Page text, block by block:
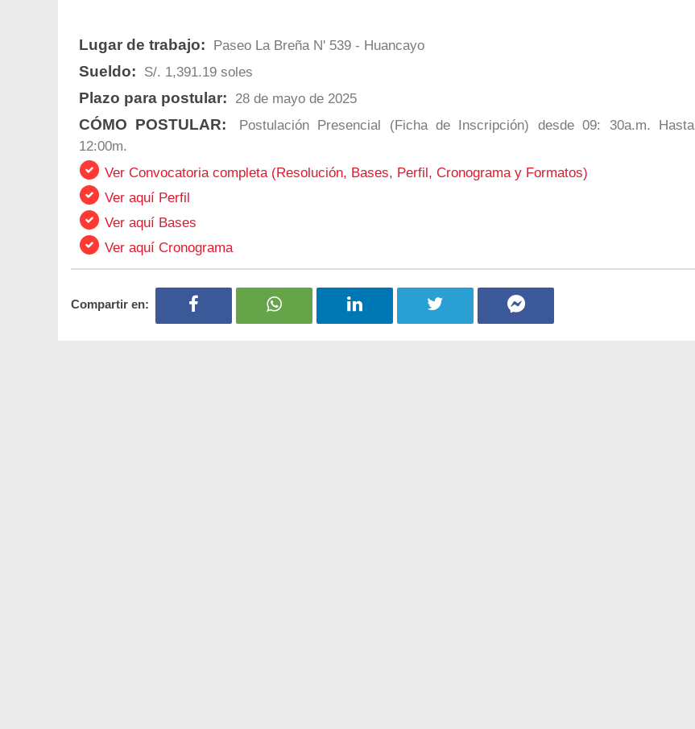
Lugar de trabajo: Paseo La Breña N' 539 - Huancayo
Sueldo: S/. 1,391.19 soles
Plazo para postular: 28 de mayo de 2025
CÓMO POSTULAR:
Postulación Presencial (Ficha de Inscripción) desde 09: 30a.m. Hasta
12:00m.
Ver Convocatoria completa (Resolución, Bases, Perfil, Cronograma y Formatos)
Ver aquí Perfil
Ver aquí Bases
Ver aquí Cronograma
Compartir en: